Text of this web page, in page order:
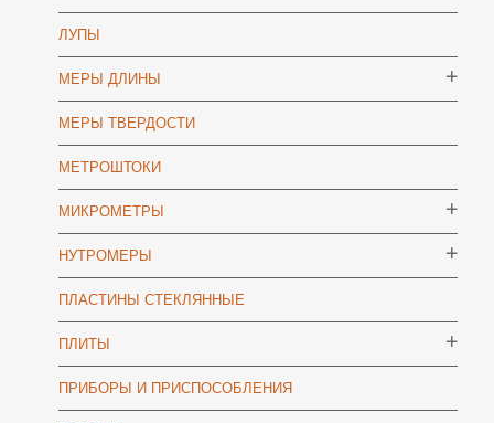
ЛУПЫ
МЕРЫ ДЛИНЫ
МЕРЫ ТВЕРДОСТИ
МЕТРОШТОКИ
МИКРОМЕТРЫ
НУТРОМЕРЫ
ПЛАСТИНЫ СТЕКЛЯННЫЕ
ПЛИТЫ
ПРИБОРЫ И ПРИСПОСОБЛЕНИЯ